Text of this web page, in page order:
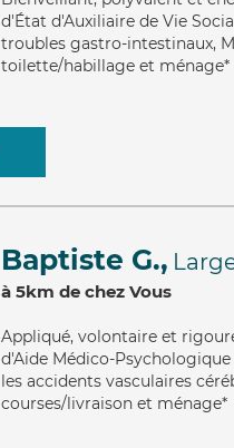
d'État d'Auxiliaire de Vie
troubles gastro-intestinaux,
toilette/habillage et ménage*
Baptiste G.,
à 5km de chez Vous
Appliqué, volontaire et
d'Aide Médico-
les accidents vasculaires
courses/livraison et ménage*